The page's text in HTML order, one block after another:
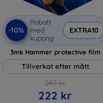
-10%
Rabatt
med
kupong
EXTRA10
3mk Hammer protective film
Tillverkat efter mått
247 kr
222 kr